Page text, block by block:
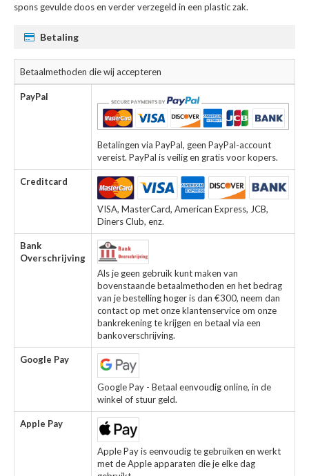
spons gevulde doos en verder verzegeld in een plastic zak.
Betaling
Betaalmethoden die wij accepteren
PayPal
Betalingen via PayPal, geen PayPal-account
vereist. PayPal is veilig en gratis voor kopers.
Creditcard
VISA, MasterCard, American Express, JCB,
Diners Club, enz.
Bank
Overschrijving
Als je geen gebruik kunt maken van
bovenstaande betaalmethoden en het bedrag
van je bestelling hoger is dan €300, neem dan
contact op met onze klantenservice om onze
bankrekening te krijgen en betaal via een
bankoverschrijving.
Google Pay
Google Pay - Betaal eenvoudig online, in de
winkel of stuur geld.
Apple Pay
Apple Pay is eenvoudig te gebruiken en werkt
met de Apple apparaten die je elke dag